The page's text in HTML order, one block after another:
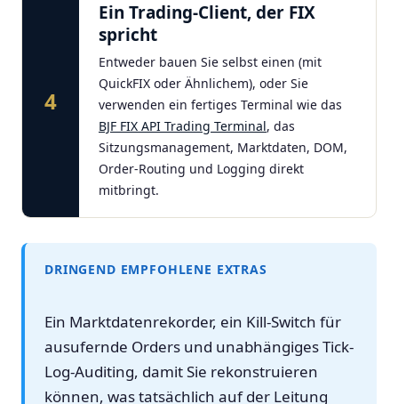
4
Ein Trading-Client, der FIX
spricht
Entweder bauen Sie selbst einen (mit
QuickFIX oder Ähnlichem), oder Sie
verwenden ein fertiges Terminal wie das
BJF FIX API Trading Terminal, das
Sitzungsmanagement, Marktdaten, DOM,
Order-Routing und Logging direkt
mitbringt.
DRINGEND EMPFOHLENE EXTRAS
Ein Marktdatenrekorder, ein Kill-Switch für
ausufernde Orders und unabhängiges Tick-
Log-Auditing, damit Sie rekonstruieren
können, was tatsächlich auf der Leitung